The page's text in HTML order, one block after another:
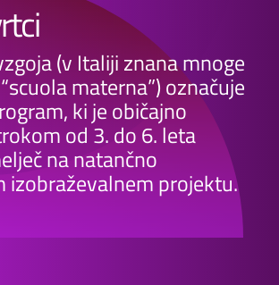
(v Italiji znana mnoge
materna”) označuje
ki je običajno
od 3. do 6. leta
na natančno
izobraževalnem projektu.